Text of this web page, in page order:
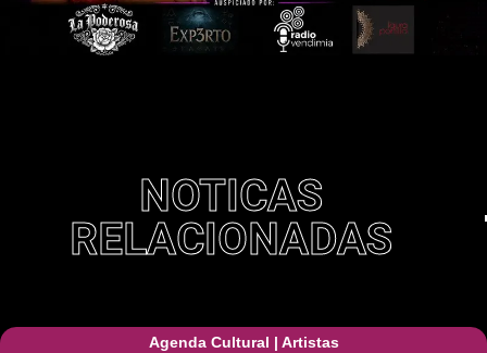
NOTICAS
RELACIONADAS
Agenda Cultural | Artistas